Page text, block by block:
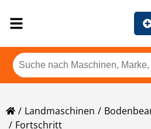
Landmaschinen
Fortschritt